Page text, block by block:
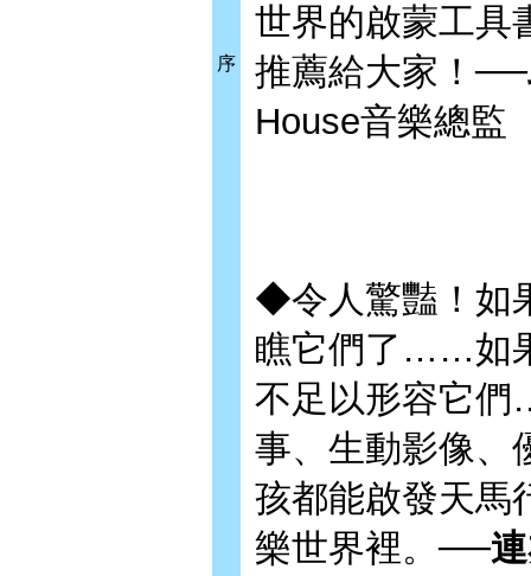
序
世界的啟蒙工具
推薦給大家！──
House音樂總監
◆令人驚豔！如
瞧它們了……如
不足以形容它
事、生動影像、
孩都能啟發天馬
樂世界裡。──